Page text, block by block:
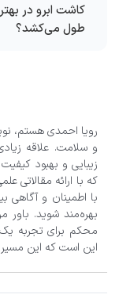
کاشت ابرو در
طول می‌کشد؟
رویا احمدی هستم،
و سلامت. علاقه
زیبایی و بهبود
که با ارائه مقالاتی
با اطمینان و آگاهی
بهره‌مند شوید.
محکم برای تجربه
این است که این مسیر